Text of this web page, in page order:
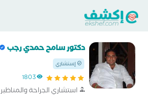
دكتور سامح حمدي رجب
إستشاري
1803
استشاري الجراحة والمناظير